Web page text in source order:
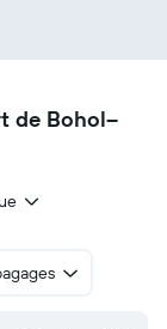
de Bohol–